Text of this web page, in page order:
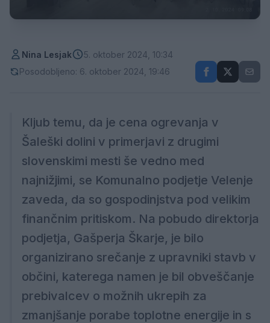
Nina Lesjak
5. oktober 2024, 10:34
Posodobljeno: 6. oktober 2024, 19:46
Kljub temu, da je cena ogrevanja v
Šaleški dolini v primerjavi z drugimi
slovenskimi mesti še vedno med
najnižjimi, se Komunalno podjetje Velenje
zaveda, da so gospodinjstva pod velikim
finančnim pritiskom. Na pobudo direktorja
podjetja, Gašperja Škarje, je bilo
organizirano srečanje z upravniki stavb v
občini, katerega namen je bil obveščanje
prebivalcev o možnih ukrepih za
zmanjšanje porabe toplotne energije in s